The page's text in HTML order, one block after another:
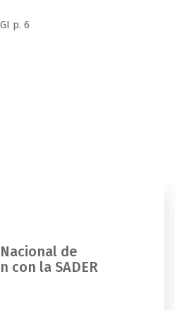
p. 6
de
con la SADER